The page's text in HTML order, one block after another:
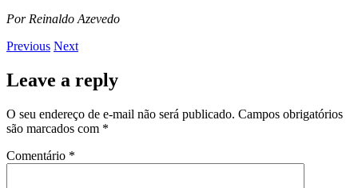
Por Reinaldo Azevedo
Previous Next
Leave a reply
O seu endereço de e-mail não será publicado. Campos obrigatórios
são marcados com *
Comentário *